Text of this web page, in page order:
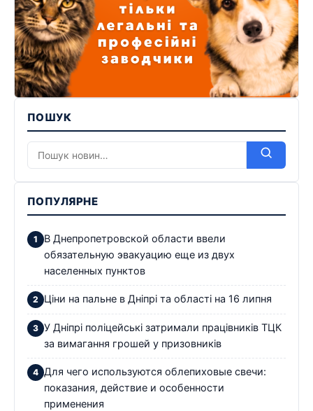
ПОШУК
ПОПУЛЯРНЕ
В Днепропетровской области ввели
обязательную эвакуацию еще из двух
населенных пунктов
Ціни на пальне в Дніпрі та області на 16 липня
У Дніпрі поліцейські затримали працівників ТЦК
за вимагання грошей у призовників
Для чего используются облепиховые свечи:
показания, действие и особенности
применения